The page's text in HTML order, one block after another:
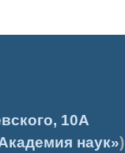
10А
наук»)